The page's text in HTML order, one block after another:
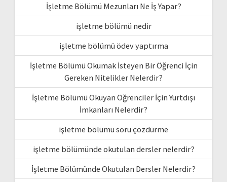
İşletme Bölümü Mezunları Ne İş Yapar?
işletme bölümü nedir
işletme bölümü ödev yaptırma
İşletme Bölümü Okumak İsteyen Bir Öğrenci İçin
Gereken Nitelikler Nelerdir?
İşletme Bölümü Okuyan Öğrenciler İçin Yurtdışı
İmkanları Nelerdir?
işletme bölümü soru çözdürme
işletme bölümünde okutulan dersler nelerdir?
İşletme Bölümünde Okutulan Dersler Nelerdir?